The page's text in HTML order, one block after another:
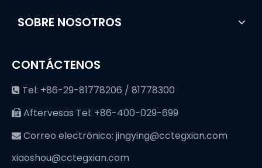
SOBRE NOSOTROS
CONTÁCTENOS
 Tel: +86-29-81778206 / 81778300
 Aftervesas Tel: +86-400-029-699
 Correo electrónico: jingying@cctegxian.com
xiaoshou@cctegxian.com